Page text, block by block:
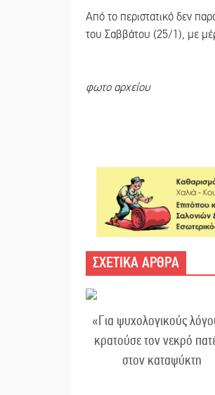
Από το περιστατικό δεν
του Σαββάτου (25/1), με
φωτο αρχείου
ΣΧΕΤΙΚΑ ΑΡΘΡΑ
«Για ψυχολογικούς
κρατούσε τον νεκρό
στον καταψύκτη